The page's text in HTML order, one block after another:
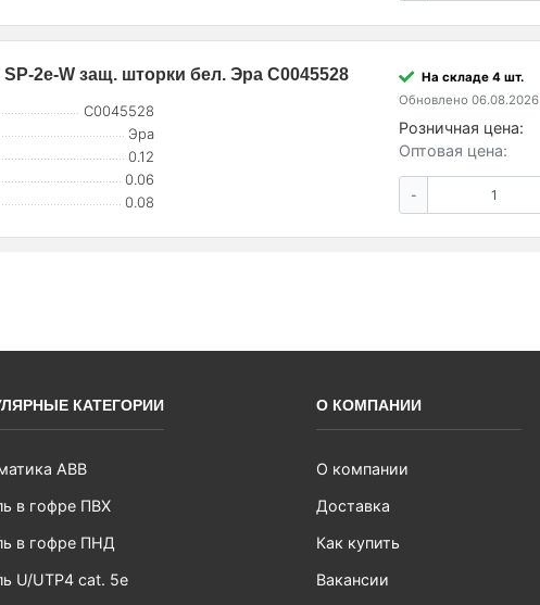
2e-W защ. шторки бел. Эра C0045528
C0045528
Эра
0.12
0.06
0.08
На складе 4 шт.
Обновлено 06.08.2026
Розничная цена:
Оптовая цена:
-
КАТЕГОРИИ
ABB
в гофре ПВХ
в гофре ПНД
U/UTP4 cat. 5e
О КОМПАНИИ
О компании
Доставка
Как купить
Вакансии